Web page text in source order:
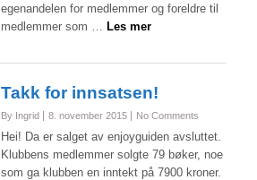
egenandelen for medlemmer og foreldre til
medlemmer som …
Les mer
Takk for innsatsen!
By Ingrid 8. november 2015 No Comments
Hei! Da er salget av enjoyguiden avsluttet.
Klubbens medlemmer solgte 79 bøker, noe
som ga klubben en inntekt på 7900 kroner.